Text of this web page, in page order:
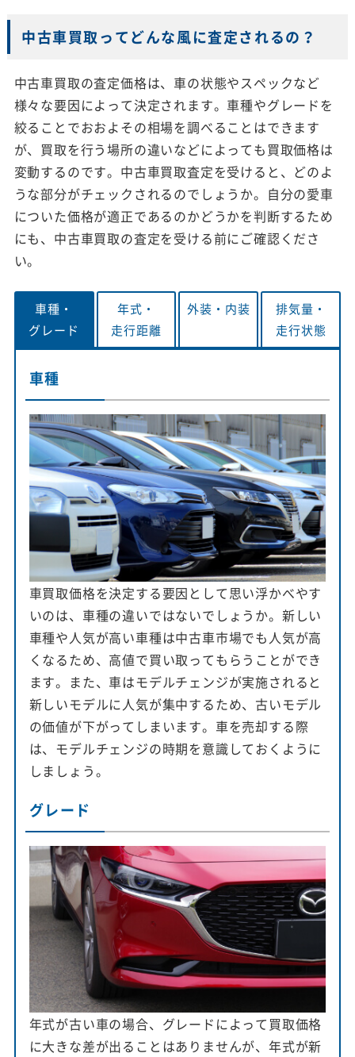
中古車買取ってどんな風に査定されるの？
中古車買取の査定価格は、車の状態やスペックなど
様々な要因によって決定されます。車種やグレードを
絞ることでおおよその相場を調べることはできます
が、買取を行う場所の違いなどによっても買取価格は
変動するのです。中古車買取査定を受けると、どのよ
うな部分がチェックされるのでしょうか。自分の愛車
についた価格が適正であるのかどうかを判断するため
にも、中古車買取の査定を受ける前にご確認くださ
い。
車種・
グレード
年式・
走行距離
外装・ 内装
排気量・
走行状態
車種
車買取価格を決定する要因として思い浮かべやす
いのは、車種の違いではないでしょうか。新しい
車種や人気が高い車種は中古車市場でも人気が高
くなるため、高値で買い取ってもらうことができ
ます。また、車はモデルチェンジが実施されると
新しいモデルに人気が集中するため、古いモデル
の価値が下がってしまいます。車を売却する際
は、モデルチェンジの時期を意識しておくように
しましょう。
グレード
年式が古い車の場合、グレードによって買取価格
に大きな差が出ることはありませんが、年式が新